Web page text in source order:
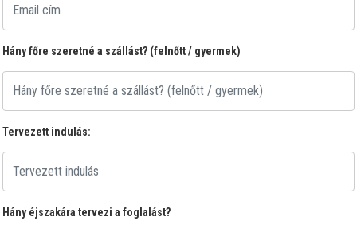
Hány főre szeretné a szállást? (felnőtt / gyermek)
Tervezett indulás:
Hány éjszakára tervezi a foglalást?